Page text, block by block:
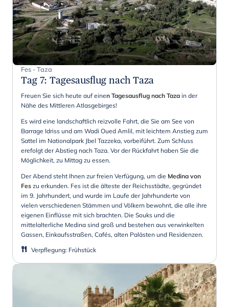
Fes - Taza
Tag 7: Tagesausflug nach Taza
Freuen Sie sich heute auf einen Tagesausflug nach Taza in der
Nähe des Mittleren Atlasgebirges!
Es wird eine landschaftlich reizvolle Fahrt, die Sie am See von
Barrage Idriss und am Wadi Oued Amlil, mit leichtem Anstieg zum
Sattel im Nationalpark Jbel Tazzeka, vorbeiführt. Zum Schluss
erefolgt der Abstieg nach Taza. Vor der Rückfahrt haben Sie die
Möglichkeit, zu Mittag zu essen.
Der Abend steht Ihnen zur freien Verfügung, um die Medina von
Fes zu erkunden. Fes ist die älteste der Reichsstädte, gegründet
im 9. Jahrhundert, und wurde im Laufe der Jahrhunderte von
vielen verschiedenen Stämmen und Völkern bewohnt, die alle ihre
eigenen Einflüsse mit sich brachten. Die Souks und die
mittelalterliche Medina sind groß und bestehen aus verwinkelten
Gassen, Einkaufsstraßen, Cafés, alten Palästen und Residenzen.
Verpflegung: Frühstück